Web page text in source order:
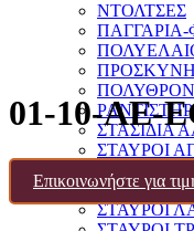
ΝΤΟΛΤΣΕΣ
ΣΤΑΣΙΔΙΑ
ΣΤΑΥΡΟΙ
ΣΤΑΥΡΟΙ
ΣΤΑΥΡΟΙ
ΣΤΑΥΡΟΙ
01-10-AE-
Επικοινωνήστε για